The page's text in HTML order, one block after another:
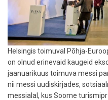
Helsingis toimuval Põhja-
on olnud erinevaid kaugeid
jaanuarikuus toimuva messi
nii messi uudiskirjades,
messialal, kus Soome